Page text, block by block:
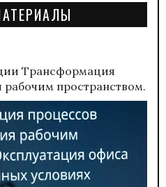
Трансформация
рабочим пространством.